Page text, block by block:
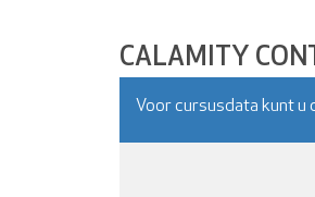
CALAMITY
Voor cursusdata kunt u